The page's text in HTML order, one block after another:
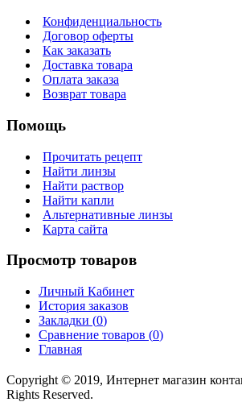
Конфиденциальность
Договор оферты
Как заказать
Доставка товара
Оплата заказа
Возврат товара
Помощь
Прочитать рецепт
Найти линзы
Найти раствор
Найти капли
Альтернативные линзы
Карта сайта
Просмотр товаров
Личный Кабинет
История заказов
Закладки (0)
Сравнение товаров (0)
Главная
Copyright © 2019, Интернет магазин
Rights Reserved.